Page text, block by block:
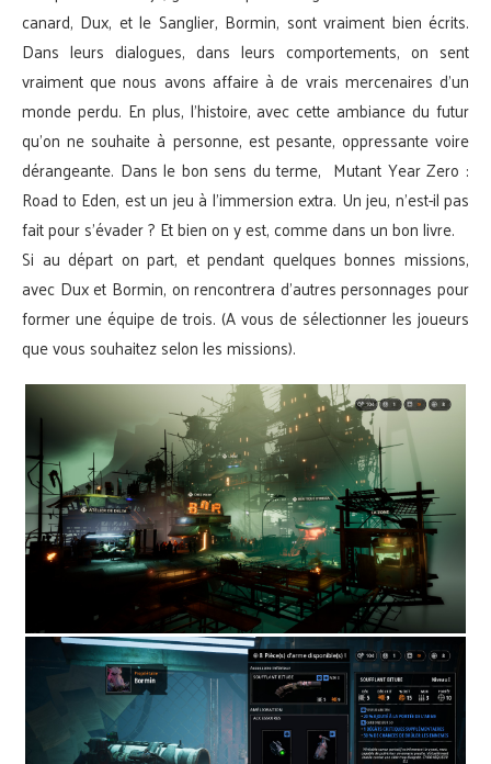
canard, Dux, et le Sanglier, Bormin, sont vraiment bien écrits.
Dans leurs dialogues, dans leurs comportements, on sent
vraiment que nous avons affaire à de vrais mercenaires d’un
monde perdu. En plus, l’histoire, avec cette ambiance du futur
qu’on ne souhaite à personne, est pesante, oppressante voire
dérangeante. Dans le bon sens du terme, Mutant Year Zero :
Road to Eden, est un jeu à l’immersion extra. Un jeu, n’est-il pas
fait pour s’évader ? Et bien on y est, comme dans un bon livre.
Si au départ on part, et pendant quelques bonnes missions,
avec Dux et Bormin, on rencontrera d’autres personnages pour
former une équipe de trois. (A vous de sélectionner les joueurs
que vous souhaitez selon les missions).